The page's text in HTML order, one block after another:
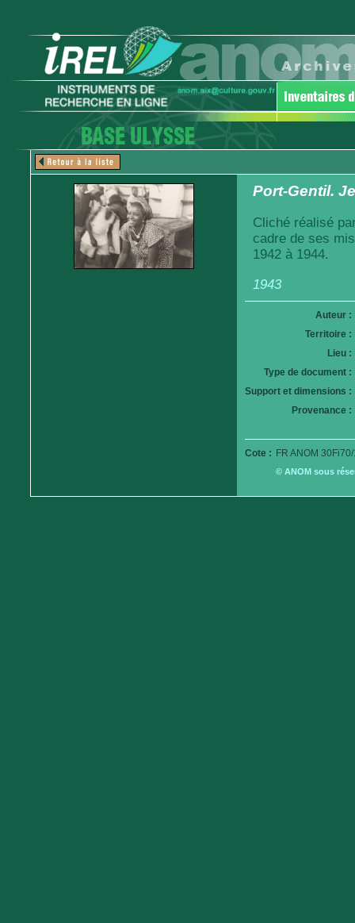
Port-Gentil.
Cliché réalisé
cadre de ses
1942 à 1944.
1943
Auteur :
Territoire :
Lieu :
Type de document :
Support et dimensions :
Provenance :
Cote : FR ANOM
© ANOM sous